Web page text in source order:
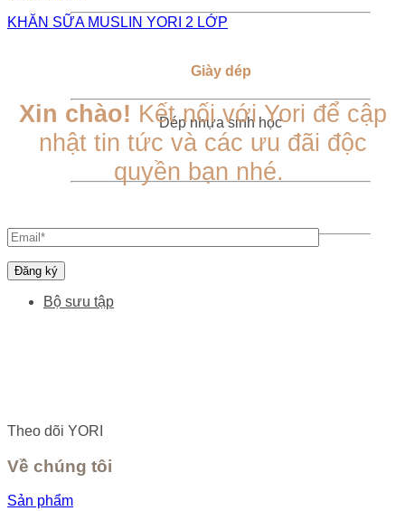
Giày dép
Dép nhựa sinh học
Bộ sưu tập
KHĂN SỮA MUSLIN YORI 2 LỚP
Xin chào! Kết nối với Yori để cập
nhật tin tức và các ưu đãi độc
quyền bạn nhé.
Theo dõi YORI
Về chúng tôi
Sản phẩm